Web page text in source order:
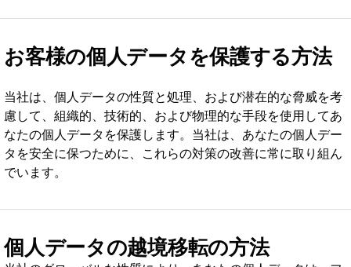
お客様の個人データを保護する方法
当社は、個人データの性質と処理、および潜在的な脅威を考
慮して、組織的、技術的、および物理的な手段を使用してあ
なたの個人データを保護します。当社は、あなたの個人デー
タを安全に保つために、これらの対策の改善に常に取り組ん
でいます。
個人データの越境移転の方法